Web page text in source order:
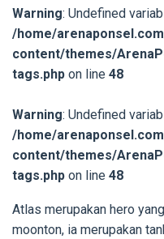
Warning: Undefined
/home/
content/themes/
tags.php on line 48
Warning: Undefined
/home/
content/themes/
tags.php on line 48
Atlas merupakan hero
moonton, ia merupakan